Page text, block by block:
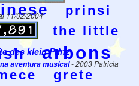
prinsi
the little
arbons
grete
11/02/2004
des klein Prinz
aventura musical- 2003 Patricia